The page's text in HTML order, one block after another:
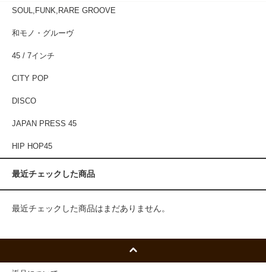
SOUL,FUNK,RARE GROOVE
和モノ・グルーヴ
45 / 7インチ
CITY POP
DISCO
JAPAN PRESS 45
HIP HOP45
最近チェックした商品
最近チェックした商品はまだありません。